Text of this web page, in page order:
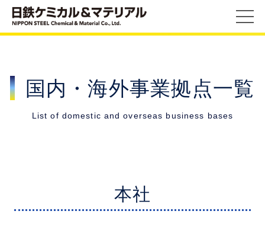
国内・海外事業拠点一覧
List of domestic and overseas business bases
本社